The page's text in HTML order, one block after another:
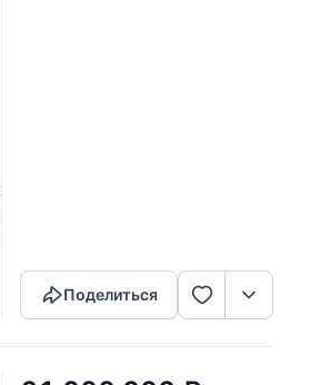
Поделиться